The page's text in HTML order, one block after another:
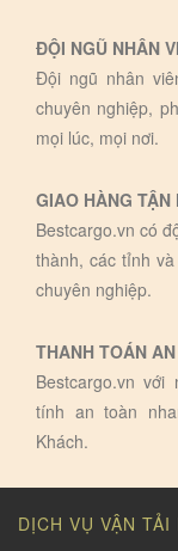
ĐỘI NGŨ NHÂN
Đội ngũ nhân
chuyên nghiệp,
mọi lúc, mọi nơi.
GIAO HÀNG TẬN
Bestcargo.vn có
thành, các tỉnh
chuyên nghiệp.
THANH TOÁN
Bestcargo.vn
tính an toàn
Khách.
DỊCH VỤ VẬN TẢI